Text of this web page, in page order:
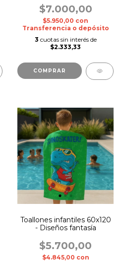
$7.000,00
$5.950,00 con
Transferencia o depósito
3 cuotas sin interés de
$2.333,33
COMPRAR
Toallones infantiles 60x120
- Diseños fantasía
$5.700,00
$4.845,00 con